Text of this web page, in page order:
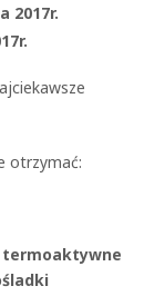
2017r.
otrzymać:
termoaktywne